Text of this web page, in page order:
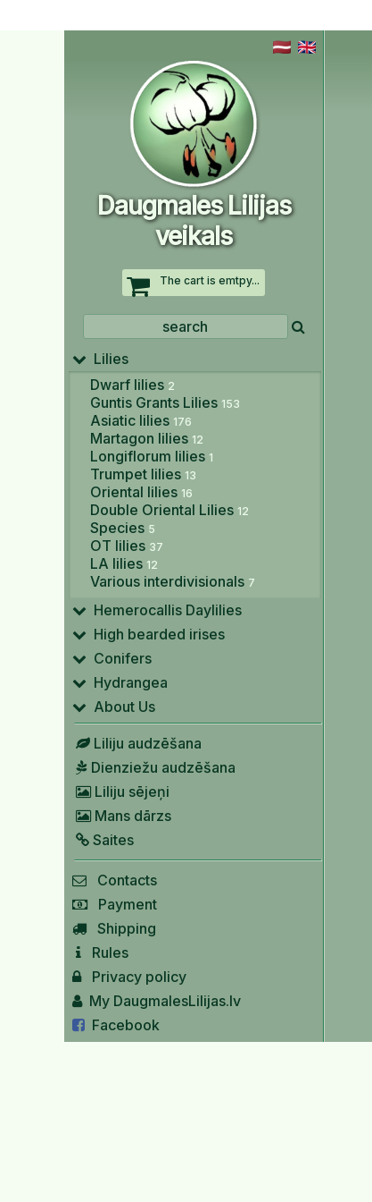
Daugmales Lilijas
veikals
The cart is emtpy...
Lilies
Dwarf lilies 2
Guntis Grants Lilies 153
Asiatic lilies 176
Martagon lilies 12
Longiflorum lilies 1
Trumpet lilies 13
Oriental lilies 16
Double Oriental Lilies 12
Species 5
OT lilies 37
LA lilies 12
Various interdivisionals 7
Hemerocallis Daylilies
High bearded irises
Conifers
Hydrangea
About Us
Liliju audzēšana
Dienziežu audzēšana
Liliju sējeņi
Mans dārzs
Saites
Contacts
Payment
Shipping
Rules
Privacy policy
My DaugmalesLilijas.lv
Facebook